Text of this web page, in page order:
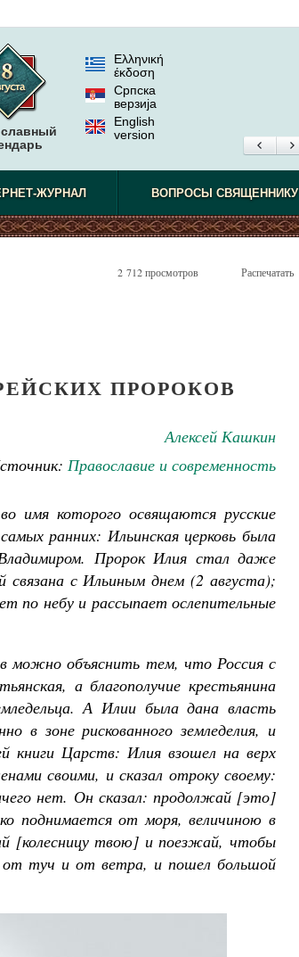
Ελληνική
έκδοση
Српска
верзиjа
English
version
ЖУРНАЛ ВОПРОСЫ СВЯЩЕННИКУ
2 712 просмотров Распечатать
ПРОРОКОВ
Алексей Кашкин
Православие и современность
имя которого освящаются русские
ранних: Ильинская церковь была
Пророк Илия стал даже
связана с Ильиным днем (2 августа);
по небу и рассыпает ослепительные
можно объяснить тем, что Россия с
а благополучие крестьянина
А Илии была дана власть
в зоне рискованного земледелия, и
книги Царств: Илия взошел на верх
своими, и сказал отроку своему:
нет. Он сказал: продолжай [это]
поднимается от моря, величиною в
[колесницу твою] и поезжай, чтобы
туч и от ветра, и пошел большой